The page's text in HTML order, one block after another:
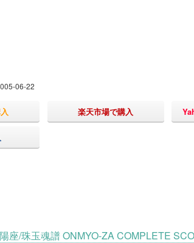
06-22
楽天市場で購入
座/珠玉魂譜 ONMYO-ZA COMPLETE